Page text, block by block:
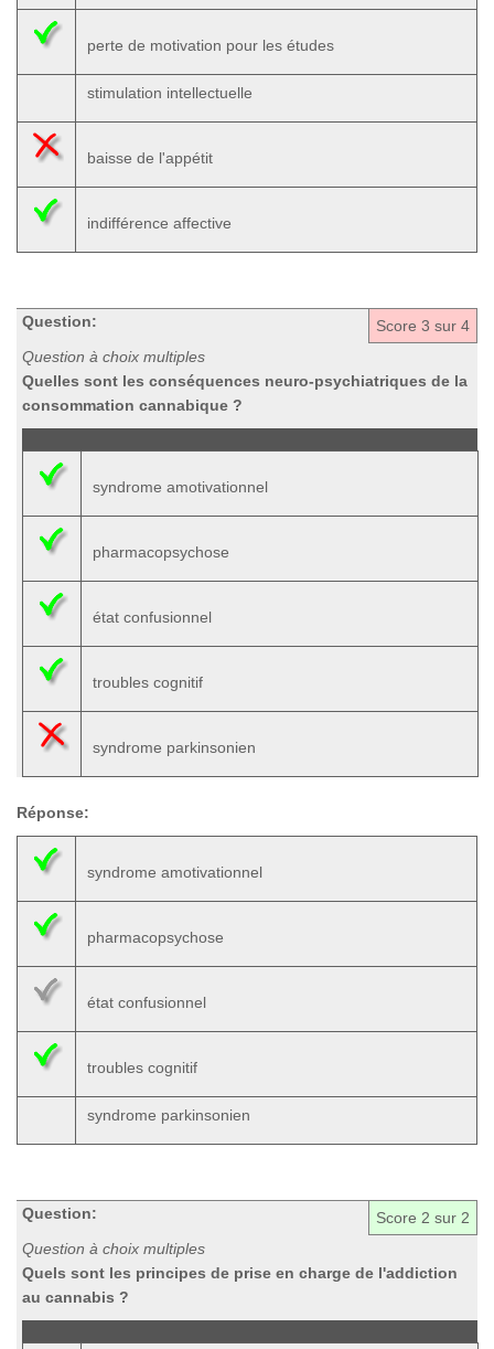
perte de motivation pour les études
stimulation intellectuelle
baisse de l'appétit
indifférence affective
Score 3 sur 4
Question:
Question à choix multiples
Quelles sont les conséquences neuro-psychiatriques de la
consommation cannabique ?
syndrome amotivationnel
pharmacopsychose
état confusionnel
troubles cognitif
syndrome parkinsonien
Réponse:
syndrome amotivationnel
pharmacopsychose
état confusionnel
troubles cognitif
syndrome parkinsonien
Score 2 sur 2
Question:
Question à choix multiples
Quels sont les principes de prise en charge de l'addiction
au cannabis ?